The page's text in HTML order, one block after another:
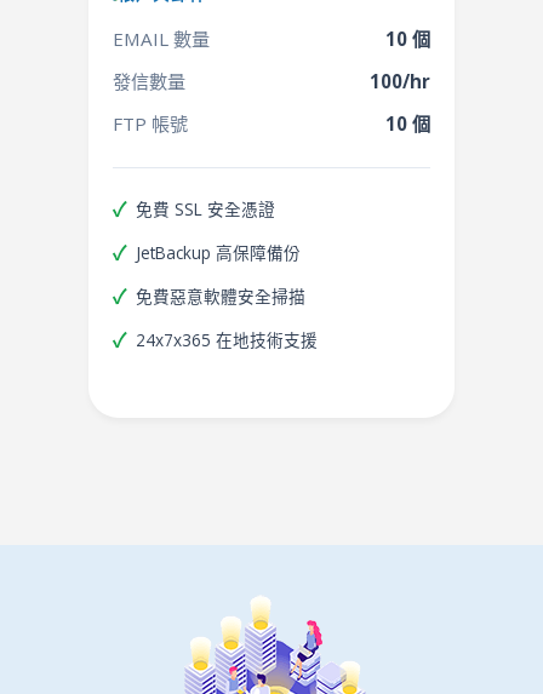
EMAIL 數量
10 個
發信數量
100/hr
FTP 帳號
10 個
免費 SSL 安全憑證
JetBackup 高保障備份
免費惡意軟體安全掃描
24x7x365 在地技術支援